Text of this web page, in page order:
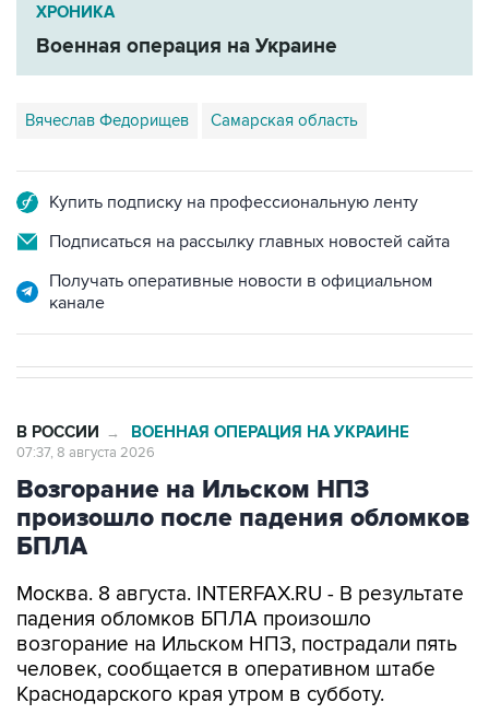
ХРОНИКА
Военная операция на Украине
Вячеслав Федорищев Самарская область
Купить подписку на профессиональную ленту
Подписаться на рассылку главных новостей сайта
Получать оперативные новости в официальном
канале
В РОССИИ → ВОЕННАЯ ОПЕРАЦИЯ НА УКРАИНЕ
07:37, 8 августа 2026
Возгорание на Ильском НПЗ
произошло после падения обломков
БПЛА
Москва. 8 августа. INTERFAX.RU - В результате
падения обломков БПЛА произошло
возгорание на Ильском НПЗ, пострадали пять
человек, сообщается в оперативном штабе
Краснодарского края утром в субботу.